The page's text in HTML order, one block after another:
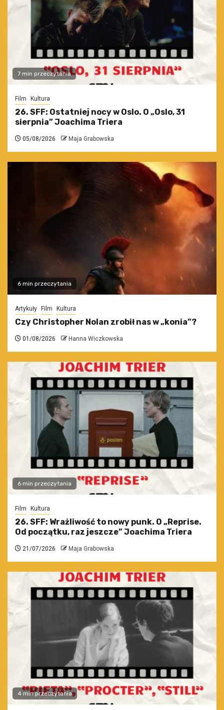
7 min przeczytania
Film Kultura
26. SFF: Ostatniej nocy w Oslo. O „Oslo, 31
sierpnia” Joachima Triera
05/08/2026 Maja Grabowska
6 min przeczytania
Artykuły Film Kultura
Czy Christopher Nolan zrobił nas w „konia”?
01/08/2026 Hanna Wiczkowska
6 min przeczytania
Film Kultura
26. SFF: Wrażliwość to nowy punk. O „Reprise.
Od początku, raz jeszcze” Joachima Triera
21/07/2026 Maja Grabowska
4 min przeczytania